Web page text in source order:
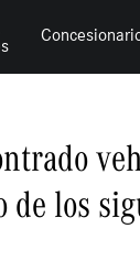
de los